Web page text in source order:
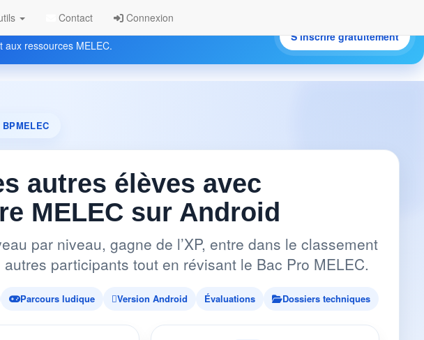
Contact Connexion
ressources MELEC.
S’inscrire gratuitement
autres élèves avec
MELEC sur Android
par niveau, gagne de l’XP, entre dans le classement
participants tout en révisant le Bac Pro MELEC.
Parcours ludique Version Android Évaluations Dossiers techniques